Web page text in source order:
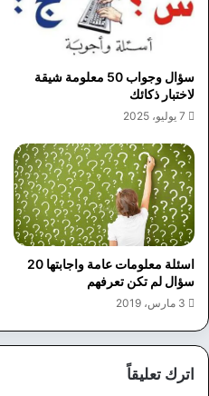
سؤال وجواب 50 معلومة شيقة
لاختبار ذكائك
7 يوليو، 2025
اسئلة معلومات عامة واجابتها 20
سؤال لم تكن تعرفهم
3 مارس، 2019
اترك تعليقاً